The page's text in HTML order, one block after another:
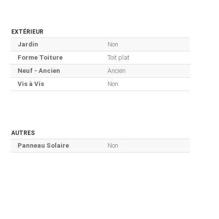
EXTÉRIEUR
Jardin
Non
Forme Toiture
Toit plat
Neuf - Ancien
Ancien
Vis à Vis
Non
AUTRES
Panneau Solaire Non